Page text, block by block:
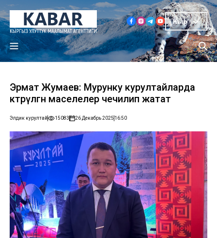
Кыр
Эрмат Жумаев: Мурунку курултайларда
көтөрүлгөн маселелер чечилип жатат
Элдик курултай 15083 26 Декабрь 2025 16:50